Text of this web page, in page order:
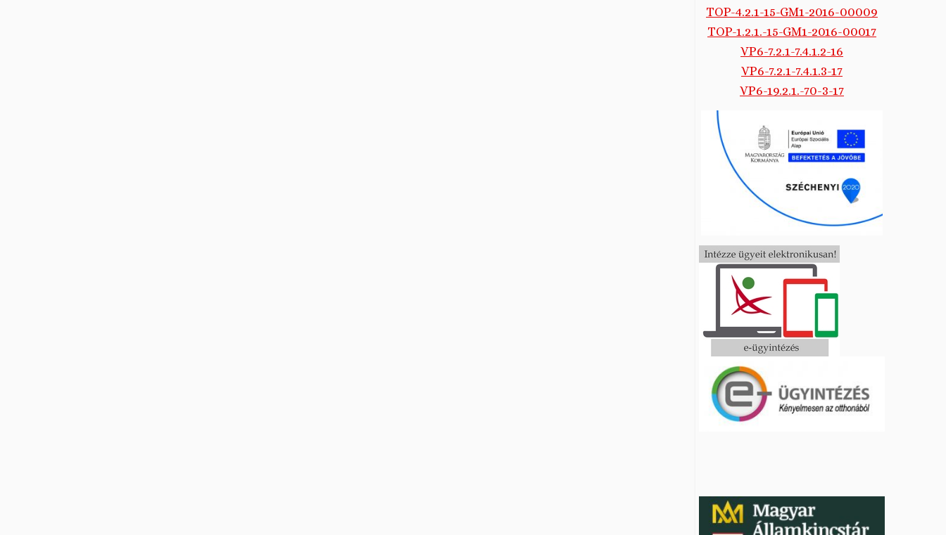
TOP-4.2.1-15-GM1-2016-00009
TOP-1.2.1.-15-GM1-2016-00017
VP6-7.2.1-7.4.1.2-16
VP6-7.2.1-7.4.1.3-17
VP6-19.2.1.-70-3-17